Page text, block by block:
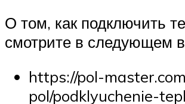
О том, как подключить
смотрите в следующем
https://pol-
pol/podklyuchenie-